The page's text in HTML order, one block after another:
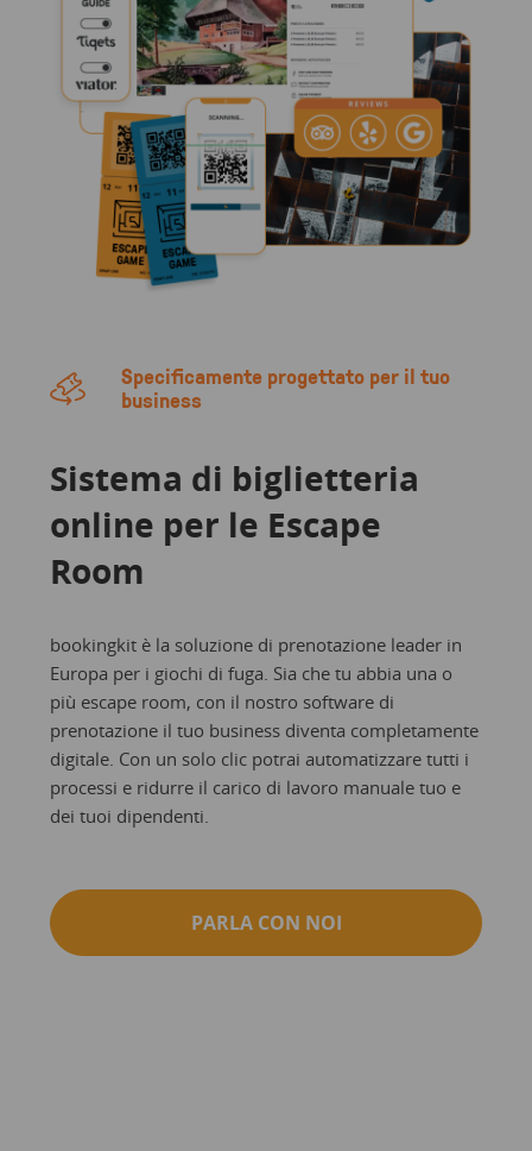
Specificamente progettato per il tuo
business
Sistema di biglietteria
online per le Escape
Room
bookingkit è la soluzione di prenotazione leader in
Europa per i giochi di fuga. Sia che tu abbia una o
più escape room, con il nostro software di
prenotazione il tuo business diventa completamente
digitale. Con un solo clic potrai automatizzare tutti i
processi e ridurre il carico di lavoro manuale tuo e
dei tuoi dipendenti.
PARLA CON NOI